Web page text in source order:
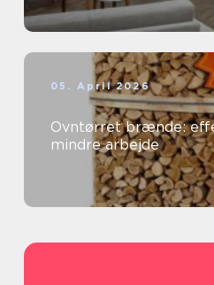
05. April 2026
Ovntørret brænde:
mindre arbejde